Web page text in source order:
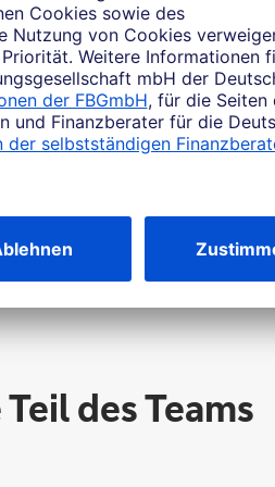
beschäftigt
des Teams